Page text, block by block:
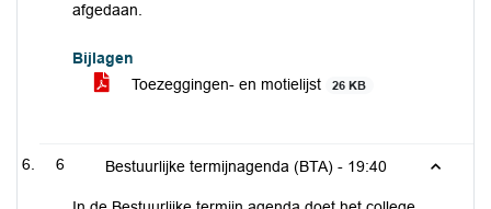
afgedaan.
Bijlagen
Toezeggingen- en motielijst
26 KB
6 Bestuurlijke termijnagenda (BTA) - 19:40